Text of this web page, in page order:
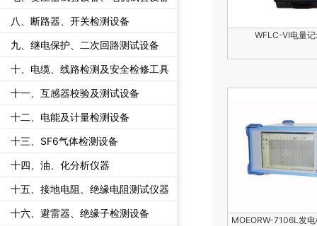
八、断路器、开关检测设备
九、继电保护、二次回路测试设备
十、电缆、线路检测及安全检修工具
十一、互感器校验及测试设备
十二、电能及计量检测设备
十三、SF6气体检测设备
十四、油、化分析仪器
十五、接地电阻、绝缘电阻测试仪器
十六、避雷器、绝缘子检测设备
WFLC-VI电量
MOEORW-7106L发